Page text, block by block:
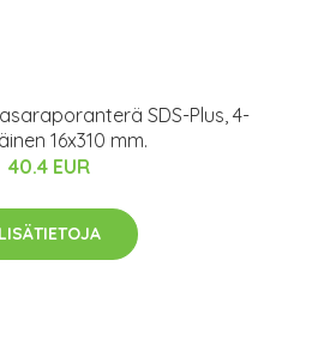
SDS-Plus, 4-
16x310 mm.
40.4 EUR
LISÄTIETOJA